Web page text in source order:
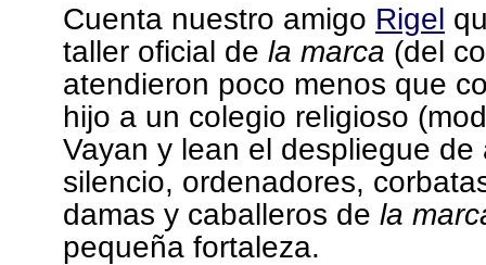
Cuenta nuestro amigo Rigel
taller oficial de la marca (del
atendieron poco menos que
hijo a un colegio religioso
Vayan y lean el despliegue
silencio, ordenadores,
damas y caballeros de la
pequeña fortaleza.